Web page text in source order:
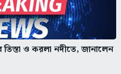
তিস্তা ও করলা নদীতে, জানালেন